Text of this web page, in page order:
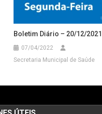
Boletim Diário – 20/12/2021
07/04/2022
Secretaria Municipal de Saúde